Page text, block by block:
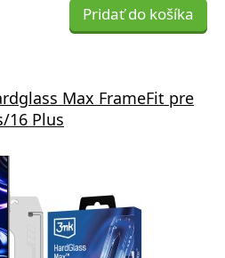
Pridať do košíka
Max FrameFit pre
16 Plus